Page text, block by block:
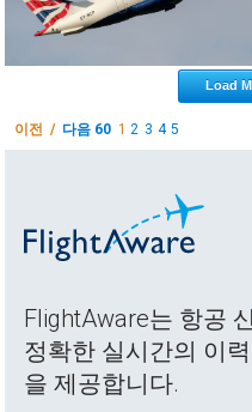
Load
이전 / 다음 60 12 3 4 5
FlightAware는 항공
정확한 실시간의 이
을 제공합니다.